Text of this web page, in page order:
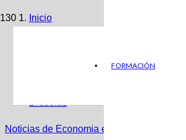
FORMACIÓN
Inicio
Noticias de Economia en ABC